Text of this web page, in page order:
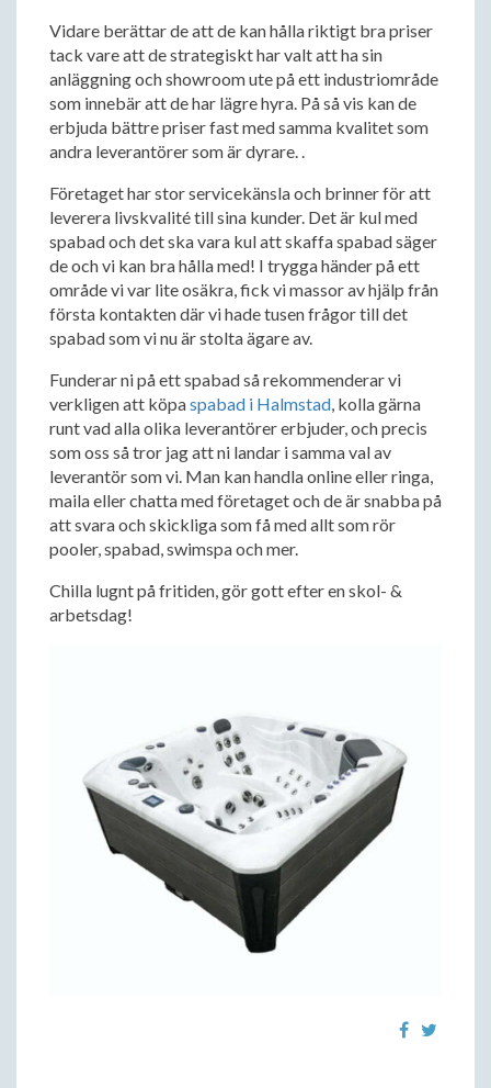
Vidare berättar de att de kan hålla riktigt bra priser
tack vare att de strategiskt har valt att ha sin
anläggning och showroom ute på ett industriområde
som innebär att de har lägre hyra. På så vis kan de
erbjuda bättre priser fast med samma kvalitet som
andra leverantörer som är dyrare. .
Företaget har stor servicekänsla och brinner för att
leverera livskvalité till sina kunder. Det är kul med
spabad och det ska vara kul att skaffa spabad säger
de och vi kan bra hålla med! I trygga händer på ett
område vi var lite osäkra, fick vi massor av hjälp från
första kontakten där vi hade tusen frågor till det
spabad som vi nu är stolta ägare av.
Funderar ni på ett spabad så rekommenderar vi
verkligen att köpaspabad i Halmstad, kolla gärna
runt vad alla olika leverantörer erbjuder, och precis
som oss så tror jag att ni landar i samma val av
leverantör som vi. Man kan handla online eller ringa,
maila eller chatta med företaget och de är snabba på
att svara och skickliga som få med allt som rör
pooler, spabad, swimspa och mer.
Chilla lugnt på fritiden, gör gott efter en skol- &
arbetsdag!